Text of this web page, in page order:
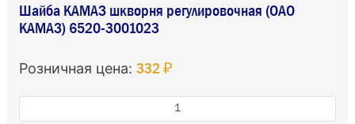
Шайба КАМАЗ шкворня регулировочная (ОАО
КАМАЗ) 6520-3001023
Розничная цена: 332 ₽